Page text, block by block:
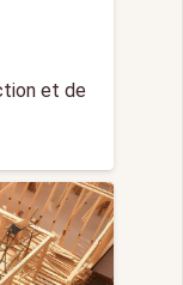
et de